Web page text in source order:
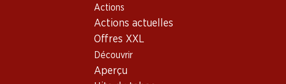
Actions
Actions actuelles
Offres XXL
Découvrir
Aperçu
Shop des Vins